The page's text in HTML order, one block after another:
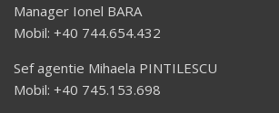
Manager Ionel BARA
Mobil: +40 744.654.432
Sef agentie Mihaela PINTILESCU
Mobil: +40 745.153.698